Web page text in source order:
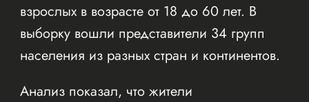
взрослых в возрасте от 18 до 60 лет. В
выборку вошли представители 34 групп
населения из разных стран и континентов.
Анализ показал, что жители